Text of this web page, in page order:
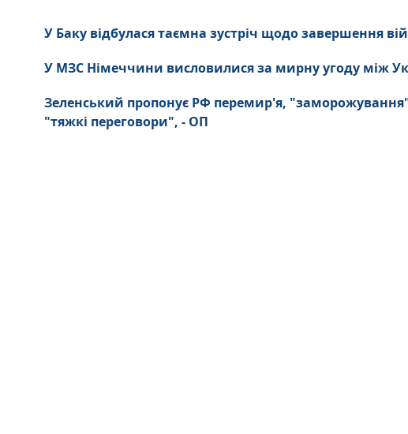
У Баку відбулася таємна зустріч щодо завершення
У МЗС Німеччини висловилися за мирну угоду між
Зеленський пропонує РФ перемир'я, "заморожування"
"тяжкі переговори", - ОП